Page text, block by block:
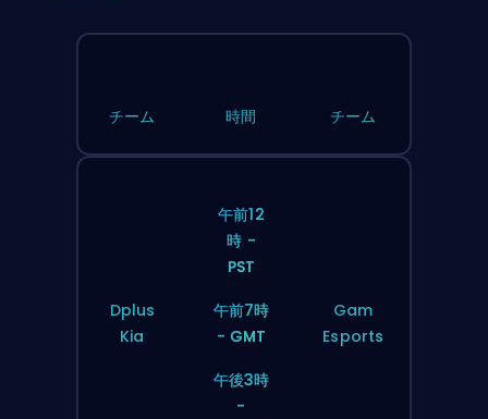
チーム 時間 チーム
Dplus
Kia
午前12
時 -
PST
午前7時
- GMT
午後3時
-
Gam
Esports